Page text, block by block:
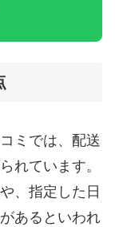
ミでは、配送
れています。
、指定した日
あるといわれ